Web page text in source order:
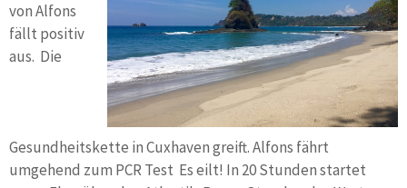
von Alfons
fällt positiv
aus. Die
Gesundheitskette in Cuxhaven greift. Alfons fährt
umgehend zum PCR Test Es eilt! In 20 Stunden startet